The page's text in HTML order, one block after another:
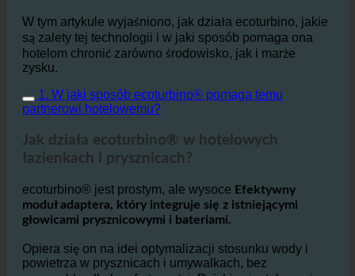
W tym artykule wyjaśniono, jak działa ecoturbino, jakie
są zalety tej technologii i w jaki sposób pomaga ona
hotelom chronić zarówno środowisko, jak i marże
zysku.
partnerowi hotelowemu?
łazienkach i prysznicach?
ecoturbino® jest prostym, ale wysoce
głowicami prysznicowymi i bateriami.